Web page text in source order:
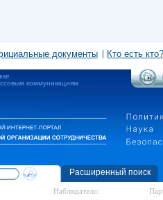
документы Кто есть кто?
коммуникациям
Расширенный поиск
Наблюдатели: